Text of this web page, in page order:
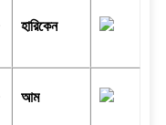
হারিকেন
আম